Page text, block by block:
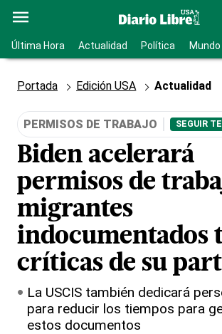
Última Hora Actualidad Política Mundo
Portada Edición USA Actualidad
PERMISOS DE TRABAJO SEGUIR
Biden acelerará
permisos de
migrantes
indocumentados
críticas de su
La USCIS también dedicará
para reducir los tiempos para
estos documentos